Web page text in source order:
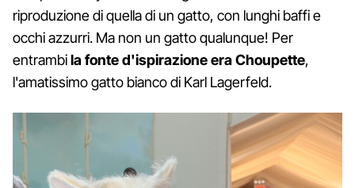
riproduzione di quella di un gatto, con lunghi baffi e
occhi azzurri. Ma non un gatto qualunque! Per
entrambila fonte d'ispirazione era Choupette,
l'amatissimo gatto bianco di Karl Lagerfeld.